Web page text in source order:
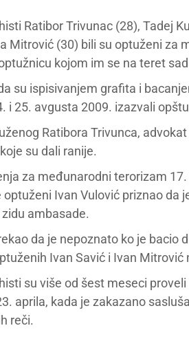
Ratibor Trivunac (28), Tadej
Mitrović (30) bili su optuženi za
kojom im se na teret
su ispisivanjem grafita i
i 25. avgusta 2009. izazvali
Ratibora Trivunca,
su dali ranije.
za međunarodni terorizam
Ivan Vulović priznao da
ambasade.
da je nepoznato ko je bacio
Ivan Savić i Ivan
su više od šest meseci
aprila, kada je zakazano
reči.